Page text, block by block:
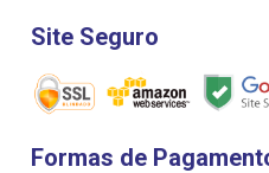
Site Seguro
Formas de